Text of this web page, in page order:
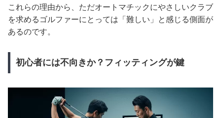
これらの理由から、ただオートマチックにやさしいクラブ
を求めるゴルファーにとっては「難しい」と感じる側面が
あるのです。
初心者には不向きか？フィッティングが鍵